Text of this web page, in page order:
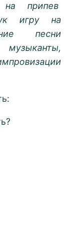
припев
игру на
песни